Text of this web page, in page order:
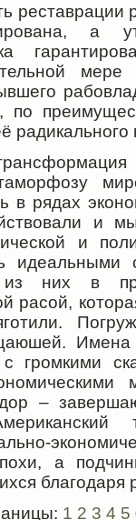
реставрации
а
мере
по
радикального
в рядах
и
и
идеальными
них в
расой,
громкими
–
а
благодаря
1 2 3 4 5